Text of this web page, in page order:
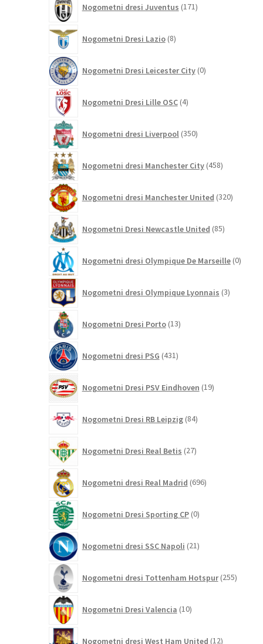
Nogometni dresi Juventus 171izdelkov
Nogometni Dresi Lazio 8izdelkov
Nogometni Dresi Leicester City 0izdelkov
Nogometni Dresi Lille OSC 4izdelki
Nogometni dresi Liverpool 350izdelkov
Nogometni dresi Manchester City 458izdelkov
Nogometni dresi Manchester United 320izdelkov
Nogometni Dresi Newcastle United 85izdelkov
Nogometni dresi Olympique De Marseille 0
Nogometni dresi Olympique Lyonnais 3izdelki
Nogometni Dresi Porto 13izdelkov
Nogometni dresi PSG 431izdelkov
Nogometni Dresi PSV Eindhoven 19izdelkov
Nogometni Dresi RB Leipzig 84izdelkov
Nogometni Dresi Real Betis 27izdelkov
Nogometni dresi Real Madrid 696izdelkov
Nogometni Dresi Sporting CP 0izdelkov
Nogometni dresi SSC Napoli 21izdelkov
Nogometni dresi Tottenham Hotspur 255
Nogometni Dresi Valencia 10izdelkov
Nogometni dresi West Ham United 12